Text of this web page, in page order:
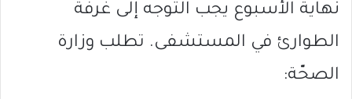
نهاية الأسبوع يجب التوجه إلى غرفة
الطوارئ في المستشفى. تطلب وزارة
الصحّة: